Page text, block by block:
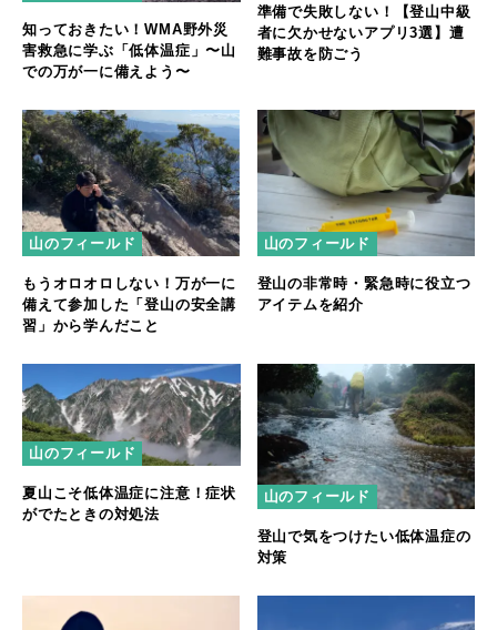
知っておきたい！WMA野外災
害救急に学ぶ「低体温症」〜山
での万が一に備えよう〜
準備で失敗しない！【登山中級
者に欠かせないアプリ3選】遭
難事故を防ごう
山のフィールド
もうオロオロしない！万が一に
備えて参加した「登山の安全講
習」から学んだこと
山のフィールド
登山の非常時・緊急時に役立つ
アイテムを紹介
山のフィールド
夏山こそ低体温症に注意！症状
がでたときの対処法
山のフィールド
登山で気をつけたい低体温症の
対策